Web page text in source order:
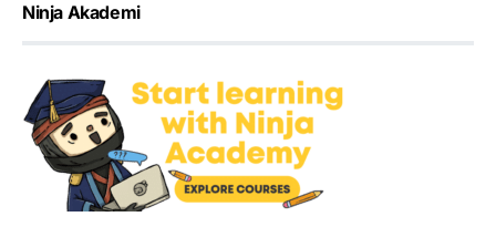
Ninja Akademi